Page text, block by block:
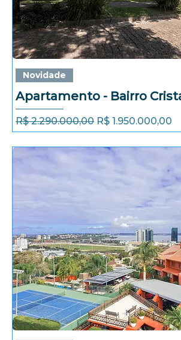
Novidade
Apartamento - Bairro
Preço normal
R$ 2.290.000,00 Preço
R$ 1.950.000,00